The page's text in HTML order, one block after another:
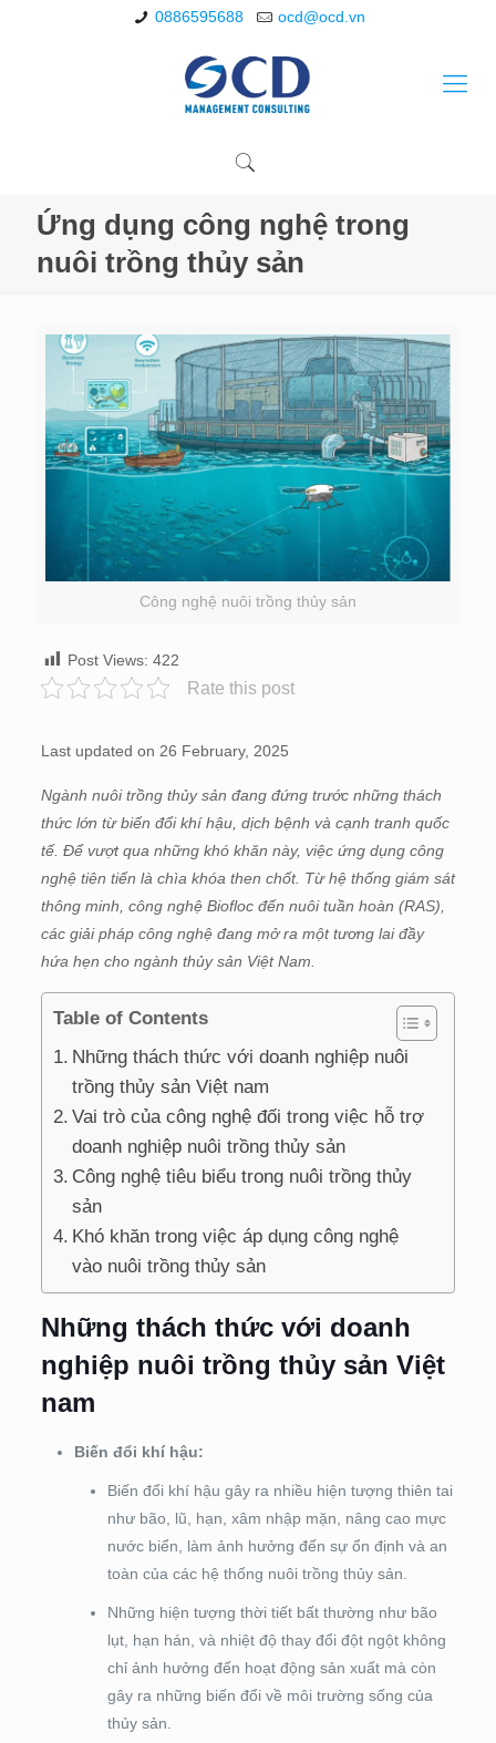
0886595688 ocd@ocd.vn
Ứng dụng công nghệ trong
nuôi trồng thủy sản
Công nghệ nuôi trồng thủy sản
Post Views: 422
Rate this post
Last updated on 26 February, 2025
Ngành nuôi trồng thủy sản đang đứng trước những thách
thức lớn từ biến đổi khí hậu, dịch bệnh và cạnh tranh quốc
tế. Để vượt qua những khó khăn này, việc ứng dụng công
nghệ tiên tiến là chìa khóa then chốt. Từ hệ thống giám sát
thông minh, công nghệ Biofloc đến nuôi tuần hoàn (RAS),
các giải pháp công nghệ đang mở ra một tương lai đầy
hứa hẹn cho ngành thủy sản Việt Nam.
Table of Contents
Những thách thức với doanh nghiệp nuôi
trồng thủy sản Việt nam
Vai trò của công nghệ đối trong việc hỗ trợ
doanh nghiệp nuôi trồng thủy sản
Công nghệ tiêu biểu trong nuôi trồng thủy
sản
Khó khăn trong việc áp dụng công nghệ
vào nuôi trồng thủy sản
Những thách thức với doanh
nghiệp nuôi trồng thủy sản Việt
nam
Biến đổi khí hậu:
Biến đổi khí hậu gây ra nhiều hiện tượng thiên tai
như bão, lũ, hạn, xâm nhập mặn, nâng cao mực
nước biển, làm ảnh hưởng đến sự ổn định và an
toàn của các hệ thống nuôi trồng thủy sản.
Những hiện tượng thời tiết bất thường như bão
lụt, hạn hán, và nhiệt độ thay đổi đột ngột không
chỉ ảnh hưởng đến hoạt động sản xuất mà còn
gây ra những biến đổi về môi trường sống của
thủy sản.